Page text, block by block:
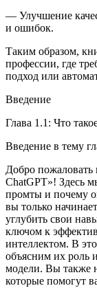
— Улучшение
и ошибок.
Таким образом,
профессии, где
подход или
Введение
Глава 1.1: Что
Введение в тему
Добро
ChatGPT»! Здесь
промты и почему
вы только
углубить свои
ключом к
интеллектом. В
объясним их роль
модели. Вы также
которые помогут